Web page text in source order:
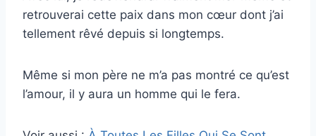
retrouverai cette paix dans mon cœur dont j’ai
tellement rêvé depuis si longtemps.
Même si mon père ne m’a pas montré ce qu’est
l’amour, il y aura un homme qui le fera.